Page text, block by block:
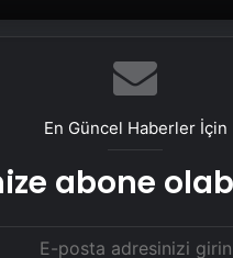
En Güncel Haberler İçin
abone